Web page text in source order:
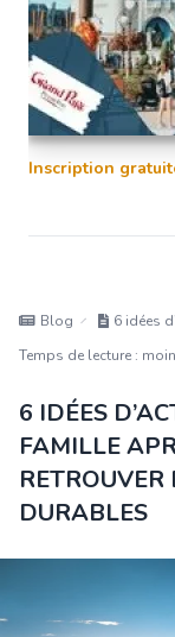
Blog
6 idées
Temps de lecture :
6 IDÉES
FAMILLE
RETROUVER
DURABLES
Inscription